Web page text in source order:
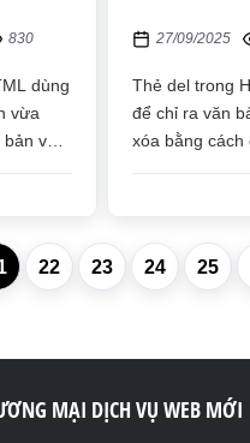
830
dùng
vừa
vừa
27/09/2025
Thẻ del trong
để chỉ ra văn
xóa bằng cách
22 23 24 25
MẠI DỊCH VỤ WEB MỚI